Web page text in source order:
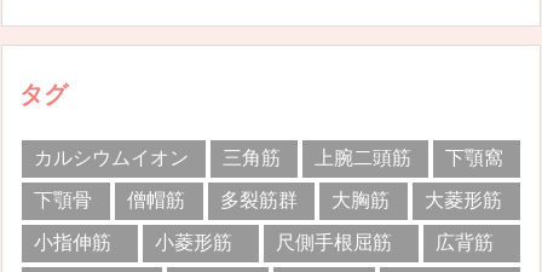
タグ
カルシウムイオン 三角筋 上腕二頭筋
下顎窩
下顎骨
僧帽筋 多裂筋群 大胸筋
大菱形筋
小指伸筋
小菱形筋 尺側手根屈筋
広背筋